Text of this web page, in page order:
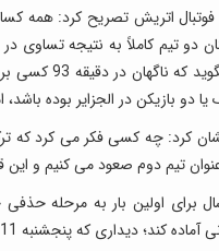
دو تیم کاملاً به نتیجه
کس نمی
دو بازیکن در الجزایر بوده
کرد: چه کسی فکر می کرد که
تیم دوم صعود می کنیم و این
که پس از 44 سال برای اولین بار به
11 تیر ماه در ورزشگاه سوفای واقع در شهر لس آنجلس برگزار خواهد شد.